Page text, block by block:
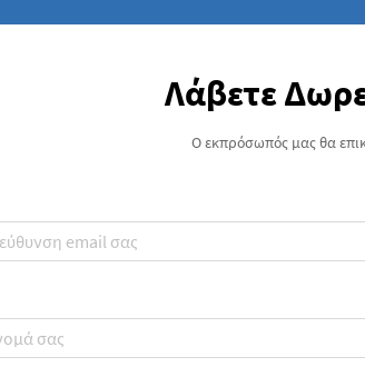
Λάβετε
Ο εκπρόσωπός μας θα